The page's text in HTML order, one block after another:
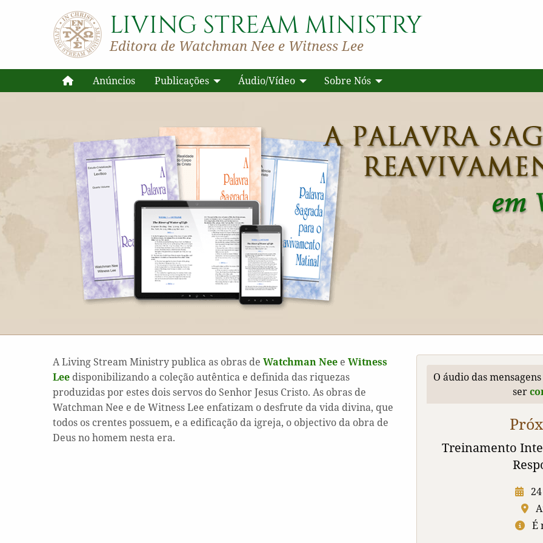
LIVING STREAM MINISTRY
Editora de Watchman Nee e Witness Lee
Anúncios Publicações Áudio/Vídeo Sobre Nós
A Living Stream Ministry publica as obras de Watchman Nee e Witness
Lee disponibilizando a coleção autêntica e definida das riquezas
produzidas por estes dois servos do Senhor Jesus Cristo. As obras de
Watchman Nee e de Witness Lee enfatizam o desfrute da vida divina, que
todos os crentes possuem, e a edificação da igreja, o objectivo da obra de
Deus no homem nesta era.
O áudio das
ser
Treinamento
É